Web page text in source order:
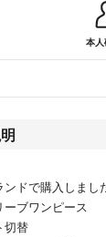
本
ンドで購入しまし
ーブワンピース
切替